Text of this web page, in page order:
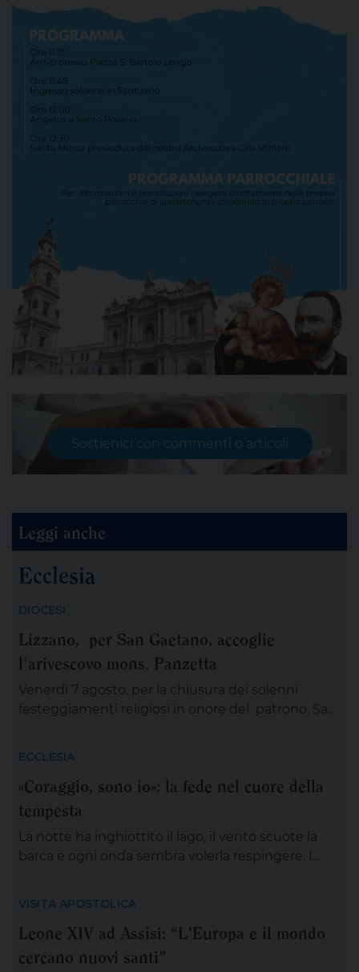
Sostienici con commenti o articoli
Leggi anche
Ecclesia
DIOCESI
Lizzano, per San Gaetano, accoglie
l'arivescovo mons. Panzetta
Venerdì 7 agosto, per la chiusura dei solenni
festeggiamenti religiosi in onore del patrono, San
vedrà il coinvolgimento partecipativo dei fedeli
lizzanesi, dei membri delle confraternite e delle
associazioni, dei gruppi, dei movimenti e delle
aggregazioni ecclesiali, delle […]
ECCLESIA
«Coraggio, sono io»: la fede nel cuore della
tempesta
La notte ha inghiottito il lago, il vento scuote la
barca e ogni onda sembra volerla respingere. I
prende spazio, le certezze si incrinano e perfino
ciò che potrebbe salvarci appare minaccioso.
VISITA APOSTOLICA
Leone XIV ad Assisi: “L’Europa e il mondo
cercano nuovi santi”